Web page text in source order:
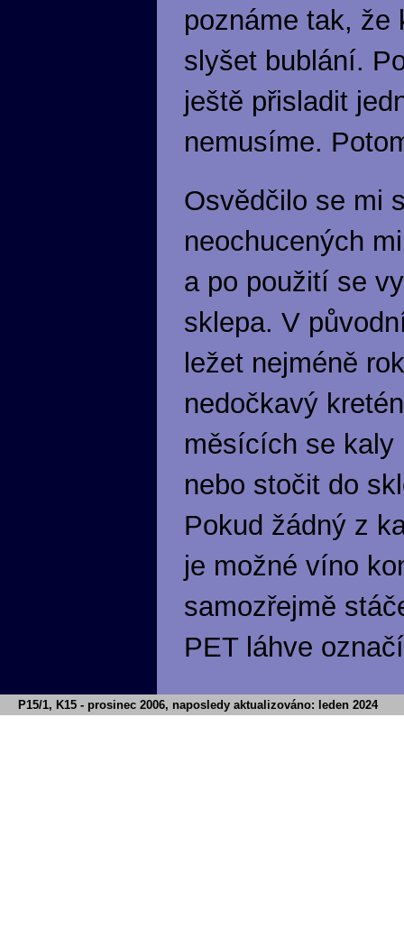
poznáme tak, že
slyšet bublání.
ještě přisladit
nemusíme.
Osvědčilo se mi
neochucených
a po použití se
sklepa. V
ležet nejméně
nedočkavý
měsících se kaly
nebo stočit do
Pokud žádný z
je možné víno
samozřejmě
PET láhve
P15/1, K15 - prosinec 2006, naposledy aktualizováno: leden 2024